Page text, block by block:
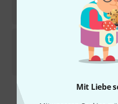
Mit Liebe
In ca. einer Woche
Chin Rest
Sofort lieferbar